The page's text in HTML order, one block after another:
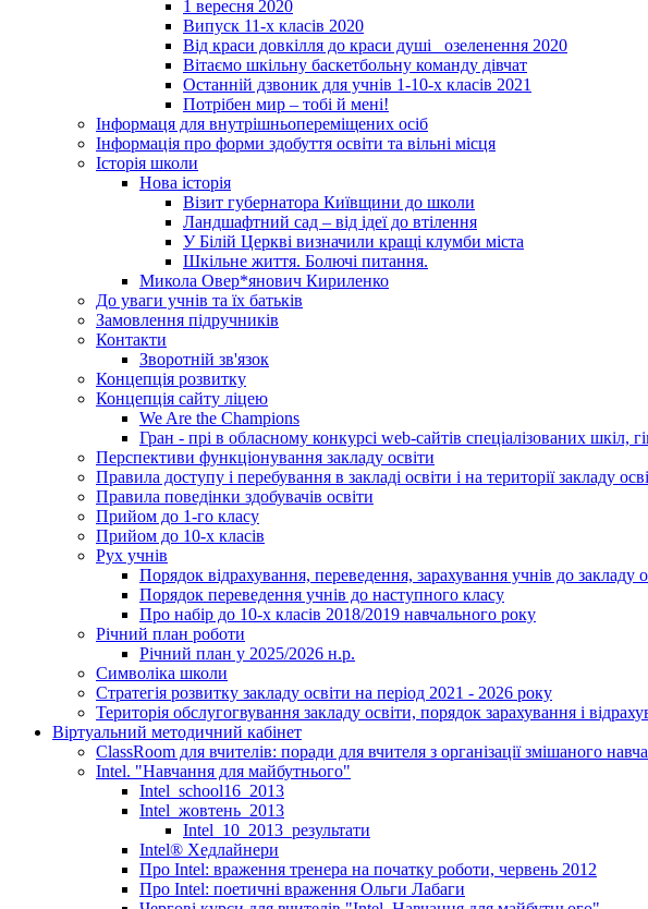
1 вересня 2020
Випуск 11-х класів 2020
Від краси довкілля до краси душі _озеленення 2020
Вітаємо шкільну баскетбольну команду дівчат
Останній дзвоник для учнів 1-10-х класів 2021
Потрібен мир – тобі й мені!
Інформаця для внутрішньопереміщених осіб
Інформація про форми здобуття освіти та вільні місця
Історія школи
Нова історія
Візит губернатора Київщини до школи
Ландшафтний сад – від ідеї до втілення
У Білій Церкві визначили кращі клумби міста
Шкільне життя. Болючі питання.
Микола Овер*янович Кириленко
До уваги учнів та їх батьків
Замовлення підручників
Контакти
Зворотній зв'язок
Концепція розвитку
Концепція сайту ліцею
We Are the Champions
Гран - прі в обласному конкурсі web-сайтів спеціалізованих шкіл,
Перспективи функціонування закладу освіти
Правила доступу і перебування в закладі освіти і на території закладу
Правила поведінки здобувачів освіти
Прийом до 1-го класу
Прийом до 10-х класів
Рух учнів
Порядок відрахування, переведення, зарахування учнів до закладу
Порядок переведення учнів до наступного класу
Про набір до 10-х класів 2018/2019 навчального року
Річний план роботи
Річний план у 2025/2026 н.р.
Символіка школи
Стратегія розвитку закладу освіти на період 2021 - 2026 року
Територія обслугогвування закладу освіти, порядок зарахування і
Віртуальний методичний кабінет
ClassRoom для вчителів: поради для вчителя з організації змішаного
Intel. "Навчання для майбутнього"
Intel_school16_2013
Intel_жовтень_2013
Intel_10_2013_результати
Іntel® Хедлайнери
Про Intel: враження тренера на початку роботи, червень 2012
Про Intel: поетичні враження Ольги Лабаги